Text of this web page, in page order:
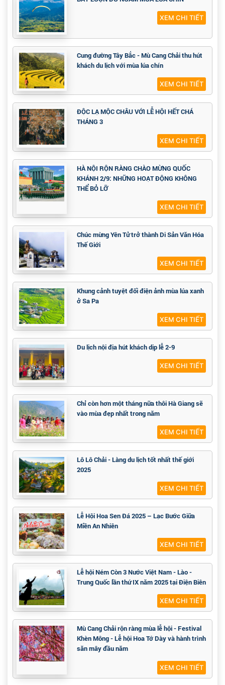
XEM CHI TIẾT
Cung đường Tây Bắc - Mù Cang Chải thu hút
khách du lịch với mùa lúa chín
XEM CHI TIẾT
ĐỘC LẠ MỘC CHÂU VỚI LỄ HỘI HẾT CHÁ
THÁNG 3
XEM CHI TIẾT
HÀ NỘI RỘN RÀNG CHÀO MỪNG QUỐC
KHÁNH 2/9: NHỮNG HOẠT ĐỘNG KHÔNG
THỂ BỎ LỠ
XEM CHI TIẾT
Chúc mừng Yên Tử trở thành Di Sản Văn Hóa
Thế Giới
XEM CHI TIẾT
Khung cảnh tuyệt đối điện ảnh mùa lúa xanh
ở Sa Pa
XEM CHI TIẾT
Du lịch nội địa hút khách dịp lễ 2-9
XEM CHI TIẾT
Chỉ còn hơn một tháng nữa thôi Hà Giang sẽ
vào mùa đẹp nhất trong năm
XEM CHI TIẾT
Lô Lô Chải - Làng du lịch tốt nhất thế giới
2025
XEM CHI TIẾT
Lễ Hội Hoa Sen Đá 2025 – Lạc Bước Giữa
Miền An Nhiên
XEM CHI TIẾT
Lễ hội Ném Còn 3 Nước Việt Nam - Lào -
Trung Quốc lần thứ IX năm 2025 tại Điện Biên
XEM CHI TIẾT
Mù Cang Chải rộn ràng mùa lễ hội - Festival
Khèn Mông - Lễ hội Hoa Tớ Dày và hành trình
săn mây đầu năm
XEM CHI TIẾT